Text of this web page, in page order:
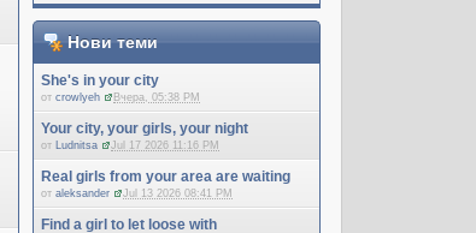
Нови теми
She's in your city
отcrowlyeh Вчера, 05:38 PM
Your city, your girls, your night
от Ludnitsa Jul 17 2026 11:16 PM
Real girls from your area are waiting
отaleksander Jul 13 2026 08:41 PM
Find a girl to let loose with